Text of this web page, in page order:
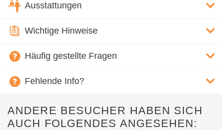
Ausstattungen
Wichtige Hinweise
Häufig gestellte Fragen
Fehlende Info?
ANDERE BESUCHER HABEN SICH
AUCH FOLGENDES ANGESEHEN: